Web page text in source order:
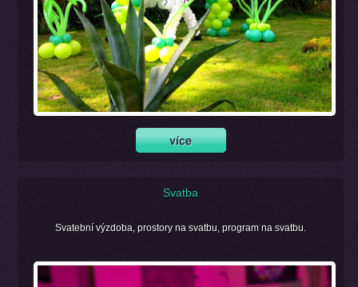
Svatba
Svatební výzdoba, prostory na svatbu, program na svatbu.